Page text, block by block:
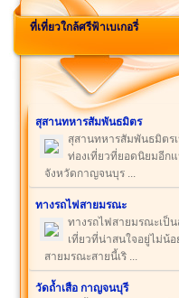
ที่เที่ยวใกล้ศรีฟ้าเบเกอรี่
สุสานทหารสัมพันธมิตร
สุสานทหารสัมพันธมิตร
ท่องเที่ยวที่ยอดนิยมอีก
จังหวัดกาญจนบุร ...
ทางรถไฟสายมรณะ
ทางรถไฟสายมรณะเป็
เที่ยวที่น่าสนใจอยู่ไม่น้อ
สายมรณะสายนี้เริ ...
วัดถ้ำเสือ กาญจนบุรี